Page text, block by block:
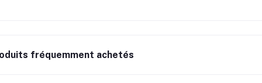
fréquemment achetés